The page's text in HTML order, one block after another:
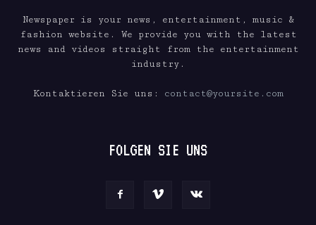
Newspaper is your news, entertainment, music &
fashion website. We provide you with the latest
news and videos straight from the entertainment
industry.
Kontaktieren Sie uns: contact@yoursite.com
FOLGEN SIE UNS